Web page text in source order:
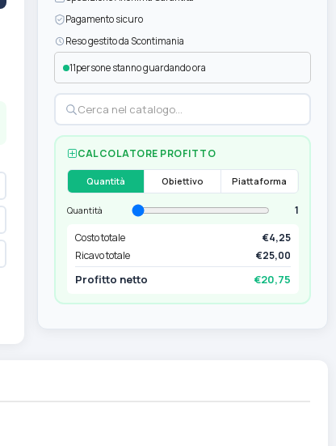
Pagamento sicuro
Reso gestito da Scontimania
11persone stanno guardando ora
CALCOLATORE PROFITTO
Quantità Obiettivo Piattaforma
Quantità
1
Costo totale
€4,25
Ricavo totale
€25,00
Profitto netto €20,75